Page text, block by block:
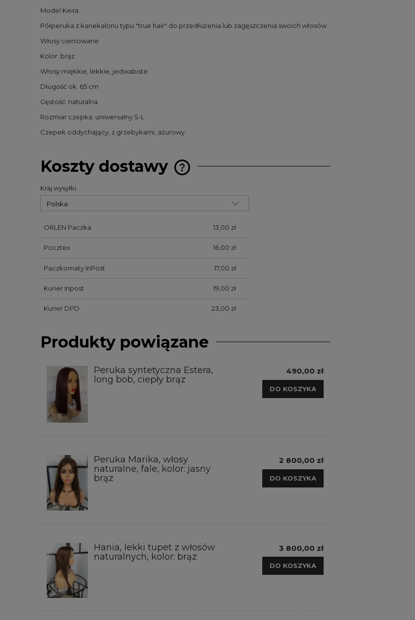
Model Keira
Półperuka z kanekalonu typu "true hair" do przedłużenia lub zagęszczenia swoich włosów
Włosy cieniowane
Kolor: brąz
Włosy miękkie, lekkie, jedwabiste
Długość ok. 65 cm
Gęstość: naturalna
Rozmiar czepka: uniwersalny S-L
Czepek oddychający, z grzebykami, ażurowy
Koszty dostawy
kosztów płatności
Kraj wysyłki:
ORLEN Paczka 13,00 zł
Pocztex 16,00 zł
Paczkomaty InPost 17,00 zł
Kurier Inpost 19,00 zł
Kurier DPD 23,00 zł
Produkty powiązane
Peruka syntetyczna Estera,
long bob, ciepły brąz
490,00 zł
DO KOSZYKA
Peruka Marika, włosy
naturalne, fale, kolor: jasny
brąz
2 800,00 zł
DO KOSZYKA
Hania, lekki tupet z włosów
naturalnych, kolor: brąz
3 800,00 zł
DO KOSZYKA